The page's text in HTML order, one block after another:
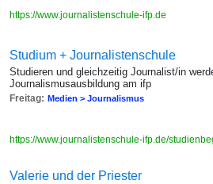
https://www.journalistenschule-ifp.de
Studium + Journalistenschule
Studieren und gleichzeitig Journalist/in
Journalismusausbildung am ifp
Freitag: Medien > Journalismus
https://www.journalistenschule-ifp.de/
Valerie und der Priester